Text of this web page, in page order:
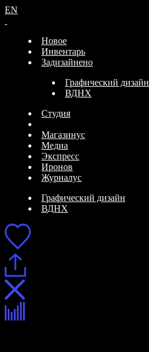
EN
Новое
Инвентарь
Задизайнено
Графический дизайн
ВДНХ
Студия
Магазинус
Медиа
Экспресс
Иронов
Журналус
Графический дизайн
ВДНХ